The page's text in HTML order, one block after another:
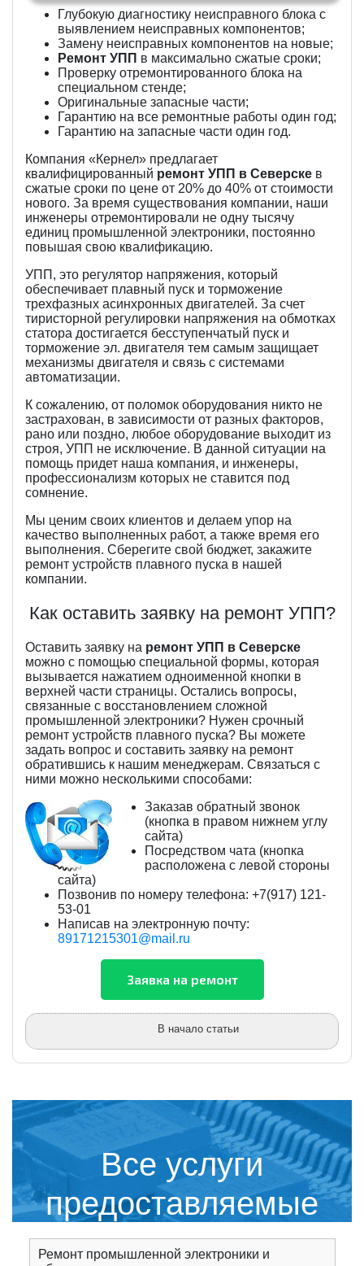
Глубокую диагностику неисправного блока с
выявлением неисправных компонентов;
Замену неисправных компонентов на новые;
Ремонт УПП в максимально сжатые сроки;
Проверку отремонтированного блока на
специальном стенде;
Оригинальные запасные части;
Гарантию на все ремонтные работы один год;
Гарантию на запасные части один год.
Компания «Кернел» предлагает
квалифицированный ремонт УПП в Северске в
сжатые сроки по цене от 20% до 40% от стоимости
нового. За время существования компании, наши
инженеры отремонтировали не одну тысячу
единиц промышленной электроники, постоянно
повышая свою квалификацию.
УПП, это регулятор напряжения, который
обеспечивает плавный пуск и торможение
трехфазных асинхронных двигателей. За счет
тиристорной регулировки напряжения на обмотках
статора достигается бесступенчатый пуск и
торможение эл. двигателя тем самым защищает
механизмы двигателя и связь с системами
автоматизации.
К сожалению, от поломок оборудования никто не
застрахован, в зависимости от разных факторов,
рано или поздно, любое оборудование выходит из
строя, УПП не исключение. В данной ситуации на
помощь придет наша компания, и инженеры,
профессионализм которых не ставится под
сомнение.
Мы ценим своих клиентов и делаем упор на
качество выполненных работ, а также время его
выполнения. Сберегите свой бюджет, закажите
ремонт устройств плавного пуска в нашей
компании.
Как оставить заявку на ремонт УПП?
Оставить заявку на ремонт УПП в Северске
можно с помощью специальной формы, которая
вызывается нажатием одноименной кнопки в
верхней части страницы. Остались вопросы,
связанные с восстановлением сложной
промышленной электроники? Нужен срочный
ремонт устройств плавного пуска? Вы можете
задать вопрос и составить заявку на ремонт
обратившись к нашим менеджерам. Связаться с
ними можно несколькими способами:
Заказав обратный звонок
(кнопка в правом нижнем углу
сайта)
Посредством чата (кнопка
расположена с левой стороны
сайта)
Позвонив по номеру телефона: +7(917) 121-
53-01
Написав на электронную почту:
89171215301@mail.ru
В начало статьи
Все услуги
предоставляемые
сервисным центром
Ремонт промышленной электроники и